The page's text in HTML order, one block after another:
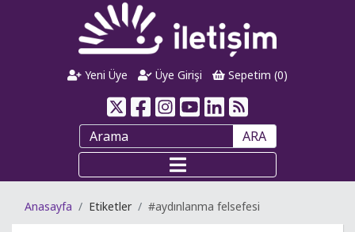
Yeni Üye Üye Girişi Sepetim (0)
ARA
Anasayfa Etiketler #aydınlanma felsefesi